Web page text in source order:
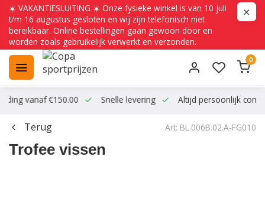
☀️ VAKANTIESLUITING ☀️ Onze fysieke winkel is van 10 juli
t/m 16 augustus gesloten en wij zijn telefonisch niet
bereikbaar. Online bestellingen gaan gewoon door en
worden zoals gebruikelijk verwerkt en verzonden.
0
vanaf €150.00 Snelle levering Altijd persoonlijk
Terug Art: BL.006B.02.A-FG010
Trofee vissen